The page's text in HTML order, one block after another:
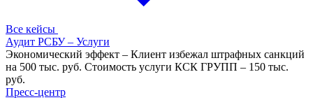
Все кейсы
Аудит РСБУ – Услуги
Экономический эффект – Клиент избежал штрафных санкций
на 500 тыс. руб. Стоимость услуги КСК ГРУПП – 150 тыс.
руб.
Пресс-центр